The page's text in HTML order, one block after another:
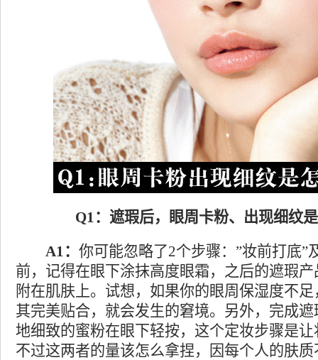
Q1：遮瑕后，眼周卡粉、出现细纹
A1： 你可能忽略了2个步骤：”妆前打底”
前，记得在眼下涂抹高度眼霜，之后的遮瑕
附在肌肤上。试想，如果你的眼周保湿度不
其完美贴合，就会发生的窘境。另外，完成
地细致的蜜粉在眼下轻按，这个定妆步骤是
不过这两者的量该怎么拿捏，因每个人的肤